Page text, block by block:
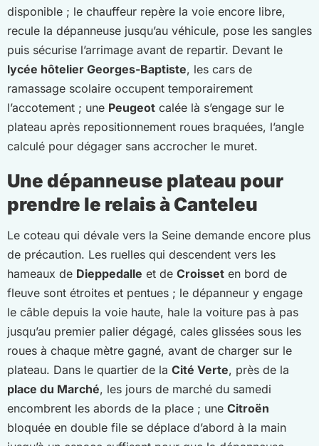
disponible ; le chauffeur repère la voie encore libre,
recule la dépanneuse jusqu’au véhicule, pose les sangles
puis sécurise l’arrimage avant de repartir. Devant le
lycée hôtelier Georges-Baptiste, les cars de
ramassage scolaire occupent temporairement
l’accotement ; une Peugeot calée là s’engage sur le
plateau après repositionnement roues braquées, l’angle
calculé pour dégager sans accrocher le muret.
Une dépanneuse plateau pour
prendre le relais à Canteleu
Le coteau qui dévale vers la Seine demande encore plus
de précaution. Les ruelles qui descendent vers les
hameaux de Dieppedalle et de Croisset en bord de
fleuve sont étroites et pentues ; le dépanneur y engage
le câble depuis la voie haute, hale la voiture pas à pas
jusqu’au premier palier dégagé, cales glissées sous les
roues à chaque mètre gagné, avant de charger sur le
plateau. Dans le quartier de la Cité Verte, près de la
place du Marché, les jours de marché du samedi
encombrent les abords de la place ; une Citroën
bloquée en double file se déplace d’abord à la main